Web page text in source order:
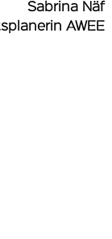
Sabrina Näf
AWEE